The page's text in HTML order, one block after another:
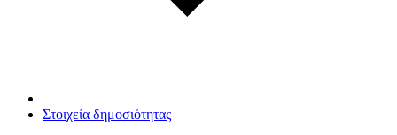
Στοιχεία δημοσιότητας